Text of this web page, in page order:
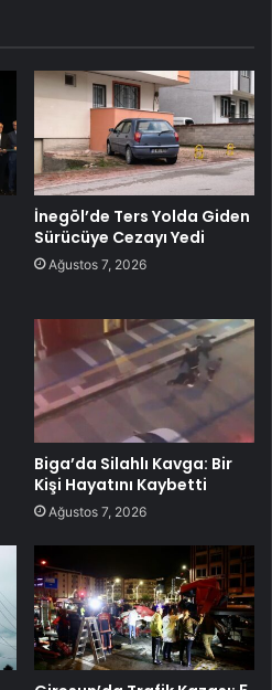
İnegöl’de Ters Yolda Giden
Sürücüye Cezayı Yedi
Ağustos 7, 2026
Biga’da Silahlı Kavga: Bir
Kişi Hayatını Kaybetti
Ağustos 7, 2026